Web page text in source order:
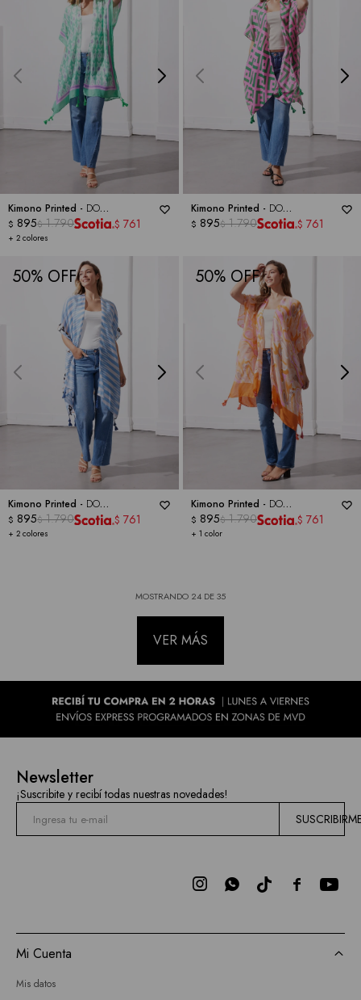
Kimono Printed - DO
EVERYTHING IN LOVE
+ 2 colores
$ 895$ 1.790 $ 761
Kimono Printed - DO
EVERYTHING IN LOVE
$ 895$ 1.790 $ 761
50
Kimono Printed - DO
EVERYTHING IN LOVE
+ 2 colores
$ 895$ 1.790 $ 761
50
Kimono Printed - DO
EVERYTHING IN LOVE
+ 1 color
$ 895$ 1.790 $ 761
MOSTRANDO 24 DE35
VER MÁS
Newsletter
¡Suscribite y recibí todas nuestras novedades!

 
Mi Cuenta
Mis datos